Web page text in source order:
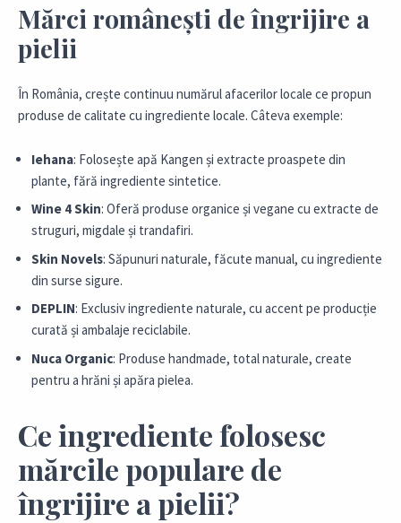
Mărci românești de îngrijire a
pielii
În România, crește continuu numărul afacerilor locale ce propun
produse de calitate cu ingrediente locale. Câteva exemple:
Iehana: Folosește apă Kangen și extracte proaspete din
plante, fără ingrediente sintetice.
Wine 4 Skin: Oferă produse organice și vegane cu extracte de
struguri, migdale și trandafiri.
Skin Novels: Săpunuri naturale, făcute manual, cu ingrediente
din surse sigure.
DEPLIN: Exclusiv ingrediente naturale, cu accent pe producție
curată și ambalaje reciclabile.
Nuca Organic: Produse handmade, total naturale, create
pentru a hrăni și apăra pielea.
Ce ingrediente folosesc
mărcile populare de
îngrijire a pielii?